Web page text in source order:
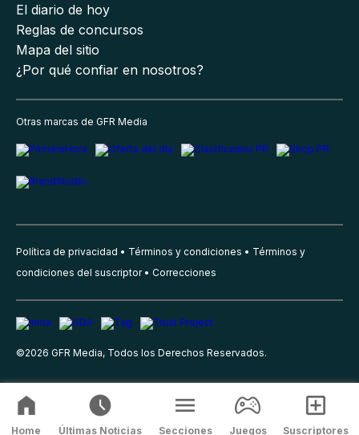
El diario de hoy
Reglas de concursos
Mapa del sitio
¿Por qué confiar en nosotros?
Otras marcas de GFR Media
Política de privacidad Términos y condiciones
Términos y
condiciones del suscriptor
Correcciones
©2026 GFR Media, Todos los Derechos Reservados.
Home Últimas Noticias Secciones Juegos Suscriptores